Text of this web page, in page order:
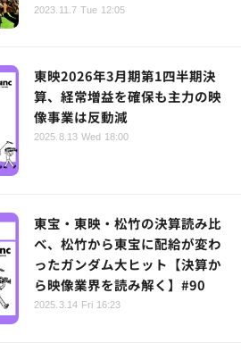
2023.11.7 Tue 12:05
東映2026年3月期第1四半期決
算、経常増益を確保も主力の映
像事業は反動減
2025.8.13 Wed 18:00
東宝・東映・松竹の決算読み比
べ、松竹から東宝に配給が変わ
ったガンダム大ヒット【決算か
ら映像業界を読み解く】#90
2025.3.14 Fri 16:23